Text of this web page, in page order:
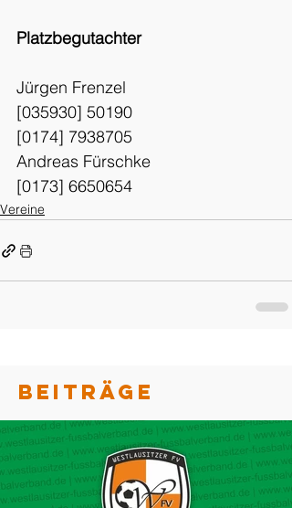
Platzbegutachter
Jürgen Frenzel
[035930] 50190
[0174] 7938705
Andreas Fürschke
[0173] 6650654
Vereine
BEITRÄGE